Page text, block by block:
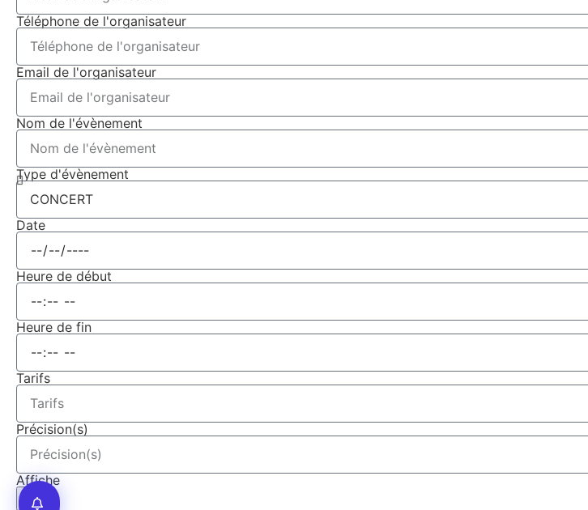
Téléphone de l'organisateur
Email de l'organisateur
Nom de l'évènement
Type d'évènement
Date
Heure de début
Heure de fin
Tarifs
Précision(s)
Affiche